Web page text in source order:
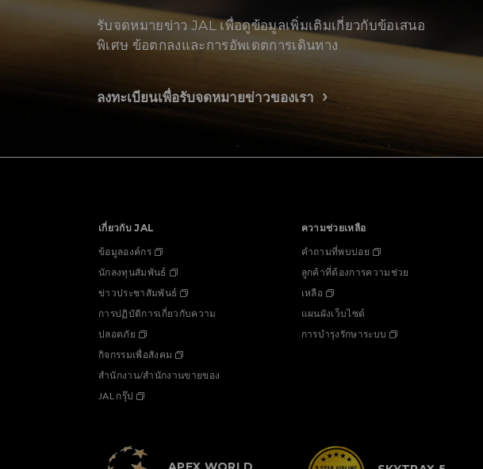
รับจดหมายข่าว JAL เพื่อดูข้อมูลเพิ่มเติมเกี่ยวกับข้อเสนอ
พิเศษ ข้อตกลงและการอัพเดตการเดินทาง
ลงทะเบียนเพื่อรับจดหมายข่าวของเรา
เกี่ยวกับ JAL
ข้อมูลองค์กร
นักลงทุนสัมพันธ์
ข่าวประชาสัมพันธ์
การปฏิบัติการเกี่ยวกับความ
ปลอดภัย
กิจกรรมเพื่อสังคม
สำนักงาน/สำนักงานขายของ
JAL กรุ๊ป
ความช่วยเหลือ
คำถามที่พบบ่อย
ลูกค้าที่ต้องการความช่วย
เหลือ
แผนผังเว็บไซต์
การบำรุงรักษาระบบ